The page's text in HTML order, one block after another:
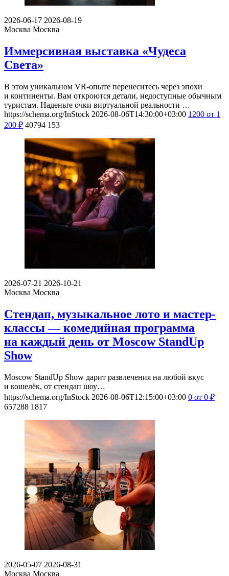
2026-06-17 2026-08-19
Москва Москва
Иммерсивная выставка «Чудеса
Света»
В этом уникальном VR-опыте перенеситесь через эпохи
и континенты. Вам откроются детали, недоступные обычным
туристам. Наденьте очки виртуальной реальности …
https://schema.org/InStock 2026-08-06T14:30:00+03:00 1200 от 1
200 ₽ 40794 153
2026-07-21 2026-10-21
Москва Москва
Стендап, музыкальное лото и мастер-
классы — комедийная программа
на каждый день от Moscow StandUp
Show
Moscow StandUp Show дарит развлечения на любой вкус
и кошелёк, от стендап шоу…
https://schema.org/InStock 2026-08-06T12:15:00+03:00 0 от 0 ₽
657288 1817
2026-05-07 2026-08-31
Москва Москва